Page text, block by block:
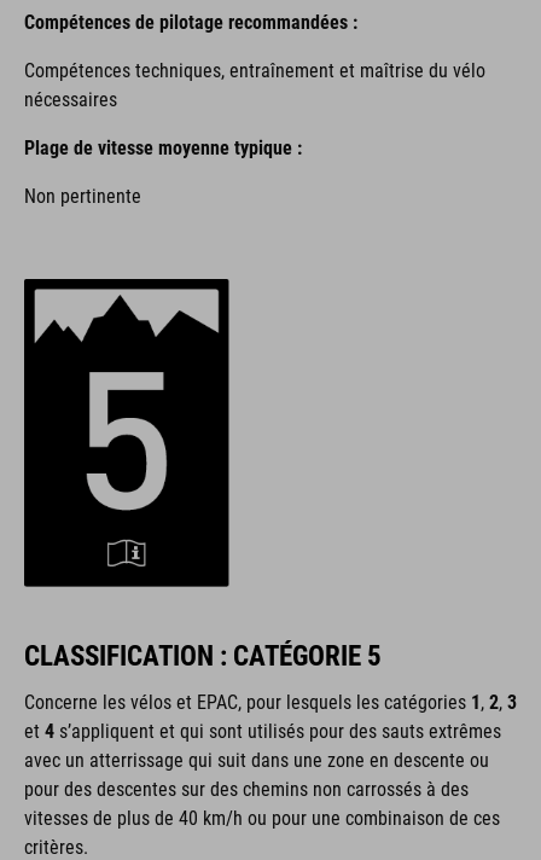
Compétences de pilotage recommandées :
Compétences techniques, entraînement et maîtrise du vélo
nécessaires
Plage de vitesse moyenne typique :
Non pertinente
CLASSIFICATION : CATÉGORIE 5
Concerne les vélos et EPAC, pour lesquels les catégories 1, 2, 3
et 4 s’appliquent et qui sont utilisés pour des sauts extrêmes
avec un atterrissage qui suit dans une zone en descente ou
pour des descentes sur des chemins non carrossés à des
vitesses de plus de 40 km/h ou pour une combinaison de ces
critères.